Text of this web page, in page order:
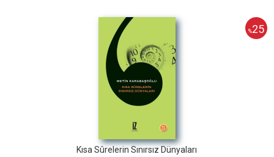
%25
Kısa Sûrelerin Sınırsız Dünyaları